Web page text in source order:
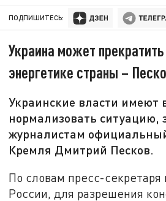
ПОДПИШИТЕСЬ:
Украина может
энергетике страны –
Украинские власти имеют
нормализовать ситуацию,
журналистам
Кремля Дмитрий Песков.
По словам пресс-секретаря
России, для разрешения